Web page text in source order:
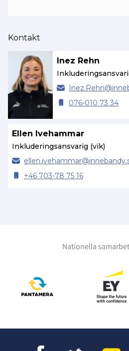
Kontakt
Inez Rehn
Inez.Rehn@
076-010 73 34
Ellen Ivehammar
Inkluderingsansvarig (vik)
ellen.ivehammar@
+46 703-78 75 16
Nationella